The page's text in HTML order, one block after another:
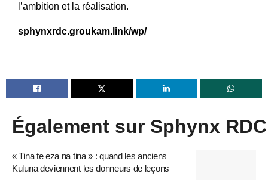
l’ambition et la réalisation.
sphynxrdc.groukam.link/wp/
Également sur Sphynx RDC
« Tina te eza na tina » : quand les anciens
Kuluna deviennent les donneurs de leçons